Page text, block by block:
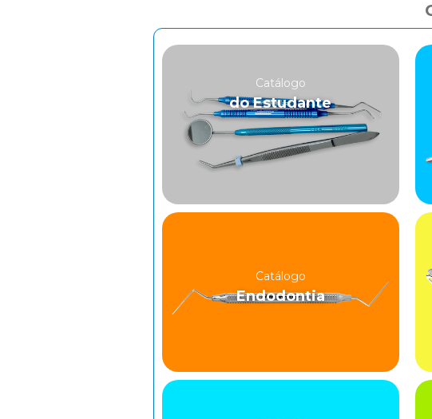
Catálogo
do Estudante
Catálogo
Endodontia